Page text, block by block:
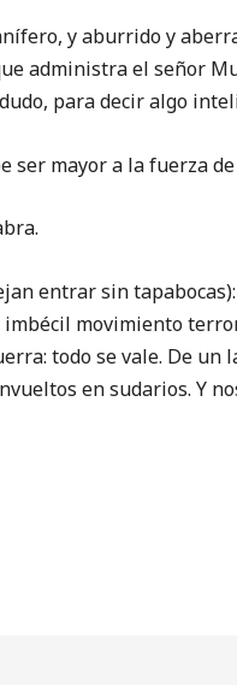
y aburrido y
administra el señor
para decir algo
ser mayor a la fuerza
entrar sin
movimiento
todo se vale. De
en sudarios. Y